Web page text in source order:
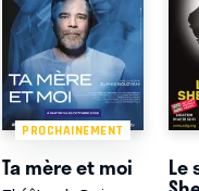
PROCHAINEMENT
Ta mère et moi Le